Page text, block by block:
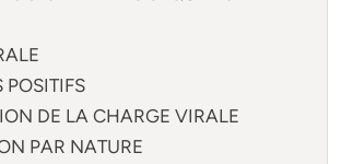
POSITIFS
DE LA CHARGE VIRALE
PAR NATURE